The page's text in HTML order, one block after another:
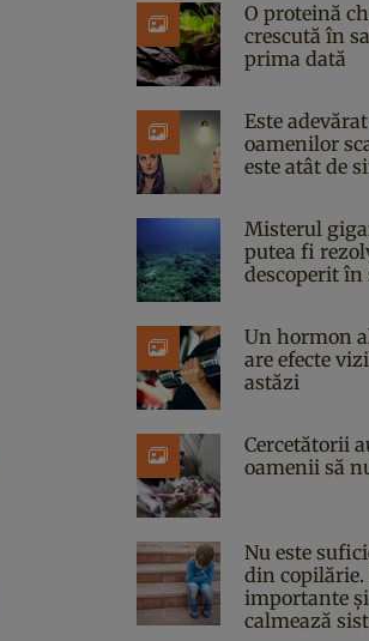
O proteină
crescută în
prima dată
Este
oamenilor
este atât de
Misterul
putea fi
descoperit în
Un hormon
are efecte
astăzi
Cercetătorii
oamenii să
Nu este
din copilărie.
importante
calmează